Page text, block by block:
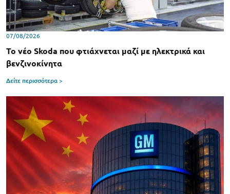
07/08/2026
Το νέο Skoda που φτιάχνεται μαζί με ηλεκτρικά και
βενζινοκίνητα
Δείτε περισσότερα >